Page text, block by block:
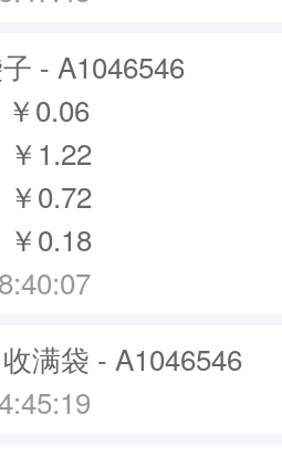
- A1046546
0.06
1.22
0.72
0.18
满袋 - A1046546